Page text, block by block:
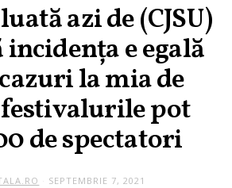
azi de (CJSU)
incidența e egală
la mia de
pot
de spectatori
SEPTEMBRIE 7, 2021